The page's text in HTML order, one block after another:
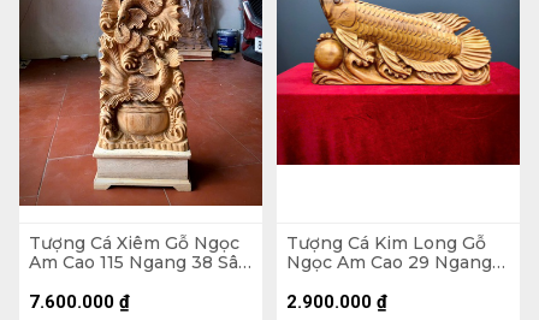
Tượng Cá Xiêm Gỗ Ngọc
Am Cao 115 Ngang 38 Sâu
7.600.000 ₫
Tượng Cá Kim Long Gỗ
Ngọc Am Cao 29 Ngang
2.900.000 ₫